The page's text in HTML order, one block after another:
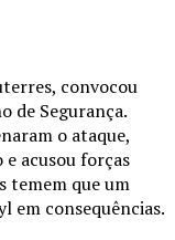
convocou
de Segurança.
o ataque,
acusou forças
temem que um
em consequências.